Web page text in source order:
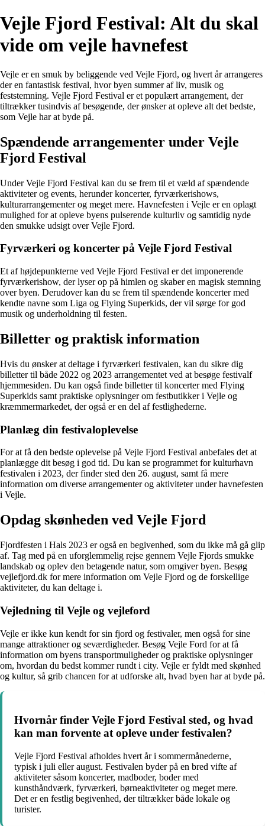
Vejle Fjord Festival: Alt du skal
vide om vejle havnefest
Vejle er en smuk by beliggende ved Vejle Fjord, og hvert år arrangeres
der en fantastisk festival, hvor byen summer af liv, musik og
feststemning. Vejle Fjord Festival er et populært arrangement, der
tiltrækker tusindvis af besøgende, der ønsker at opleve alt det bedste,
som Vejle har at byde på.
Spændende arrangementer under Vejle
Fjord Festival
Under Vejle Fjord Festival kan du se frem til et væld af spændende
aktiviteter og events, herunder koncerter, fyrværkerishows,
kulturarrangementer og meget mere. Havnefesten i Vejle er en oplagt
mulighed for at opleve byens pulserende kulturliv og samtidig nyde
den smukke udsigt over Vejle Fjord.
Fyrværkeri og koncerter på Vejle Fjord Festival
Et af højdepunkterne ved Vejle Fjord Festival er det imponerende
fyrværkerishow, der lyser op på himlen og skaber en magisk stemning
over byen. Derudover kan du se frem til spændende koncerter med
kendte navne som Liga og Flying Superkids, der vil sørge for god
musik og underholdning til festen.
Billetter og praktisk information
Hvis du ønsker at deltage i fyrværkeri festivalen, kan du sikre dig
billetter til både 2022 og 2023 arrangementet ved at besøge festivalf
hjemmesiden. Du kan også finde billetter til koncerter med Flying
Superkids samt praktiske oplysninger om festbutikker i Vejle og
kræmmermarkedet, der også er en del af festlighederne.
Planlæg din festivaloplevelse
For at få den bedste oplevelse på Vejle Fjord Festival anbefales det at
planlægge dit besøg i god tid. Du kan se programmet for kulturhavn
festivalen i 2023, der finder sted den 26. august, samt få mere
information om diverse arrangementer og aktiviteter under havnefesten
i Vejle.
Opdag skønheden ved Vejle Fjord
Fjordfesten i Hals 2023 er også en begivenhed, som du ikke må gå glip
af. Tag med på en uforglemmelig rejse gennem Vejle Fjords smukke
landskab og oplev den betagende natur, som omgiver byen. Besøg
vejlefjord.dk for mere information om Vejle Fjord og de forskellige
aktiviteter, du kan deltage i.
Vejledning til Vejle og vejleford
Vejle er ikke kun kendt for sin fjord og festivaler, men også for sine
mange attraktioner og seværdigheder. Besøg Vejle Ford for at få
information om byens transportmuligheder og praktiske oplysninger
om, hvordan du bedst kommer rundt i city. Vejle er fyldt med skønhed
og kultur, så grib chancen for at udforske alt, hvad byen har at byde på.
Hvornår finder Vejle Fjord Festival sted, og hvad
kan man forvente at opleve under festivalen?
Vejle Fjord Festival afholdes hvert år i sommermånederne,
typisk i juli eller august. Festivalen byder på en bred vifte af
aktiviteter såsom koncerter, madboder, boder med
kunsthåndværk, fyrværkeri, børneaktiviteter og meget mere.
Det er en festlig begivenhed, der tiltrækker både lokale og
turister.